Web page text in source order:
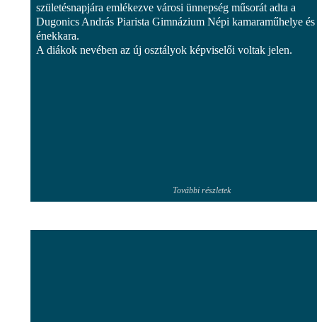
születésnapjára emlékezve városi ünnepség műsorát adta a
Dugonics András Piarista Gimnázium Népi kamaraműhelye és
énekkara.
A diákok nevében az új osztályok képviselői voltak jelen.
További részletek